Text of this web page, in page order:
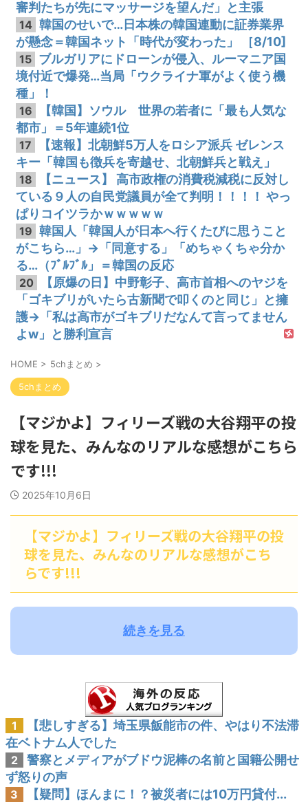
審判たちが先にマッサージを望んだ」と主張
14 韓国のせいで…日本株の韓国連動に証券業界
が懸念＝韓国ネット「時代が変わった」 ［8/10]
15 ブルガリアにドローンが侵入、ルーマニア国
境付近で爆発…当局「ウクライナ軍がよく使う機
種」！
16
【韓国】ソウル 世界の若者に「最も人気な
都市」＝5年連続1位
17
【速報】北朝鮮5万人をロシア派兵 ゼレンス
キー「韓国も徴兵を寄越せ、北朝鮮兵と戦え」
18
【ニュース】 高市政権の消費税減税に反対し
ている９人の自民党議員が全て判明！！！！ やっ
ぱりコイツラかｗｗｗｗｗ
19 韓国人「韓国人が日本へ行くたびに思うこと
がこちら…」→「同意する」「めちゃくちゃ分か
る…（ﾌﾞﾙﾌﾞﾙ」＝韓国の反応
20
【原爆の日】中野彰子、高市首相へのヤジを
「ゴキブリがいたら古新聞で叩くのと同じ」と擁
護→「私は高市がゴキブリだなんて言ってません
よw」と勝利宣言
HOME > 5chまとめ >
5chまとめ
【マジかよ】フィリーズ戦の大谷翔平の投
球を見た、みんなのリアルな感想がこちら
です!!!
2025年10月6日
【マジかよ】フィリーズ戦の大谷翔平の投
球を見た、みんなのリアルな感想がこち
らです!!!
続きを見る
1
【悲しすぎる】埼玉県飯能市の件、やはり不法滞
在ベトナム人でした
2
警察とメディアがブドウ泥棒の名前と国籍公開せ
ず怒りの声
3 【疑問】ほんまに！？被災者には10万円貸付...